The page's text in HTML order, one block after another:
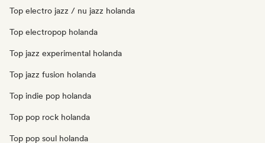
Top electro jazz / nu jazz holanda
Top electropop holanda
Top jazz experimental holanda
Top jazz fusion holanda
Top indie pop holanda
Top pop rock holanda
Top pop soul holanda